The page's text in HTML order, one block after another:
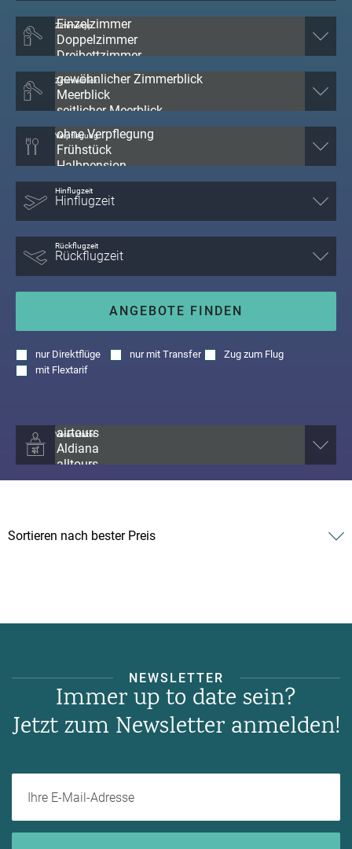
Zimmertyp
Zimmerblick
ANGEBOTE FINDEN
nur Direktflüge nurmit Transfer
Zug zum Flug
mit Flextarif
Verpflegung
Hinflugzeit
Rückflugzeit
Veranstalter
NEWSLETTER
Immer up to date sein?
Jetzt zum Newsletter anmelden!